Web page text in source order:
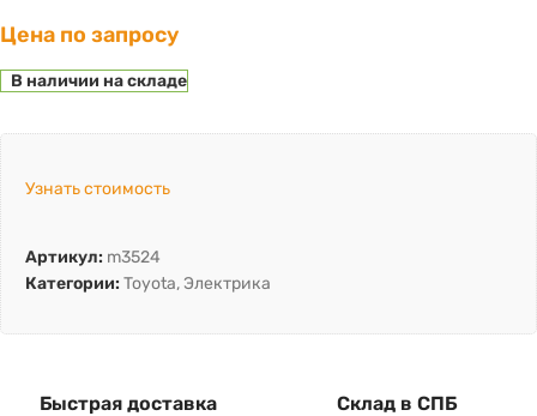
Цена по запросу
В наличии на складе
Узнать стоимость
Артикул: m3524
Категории: Toyota,Электрика
Быстрая доставка Склад в СПБ